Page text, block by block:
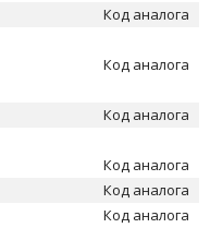
Код аналога
Код аналога
Код аналога
Код аналога
Код аналога
Код аналога